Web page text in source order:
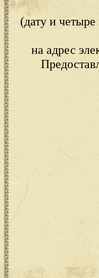
(дату и
на адрес